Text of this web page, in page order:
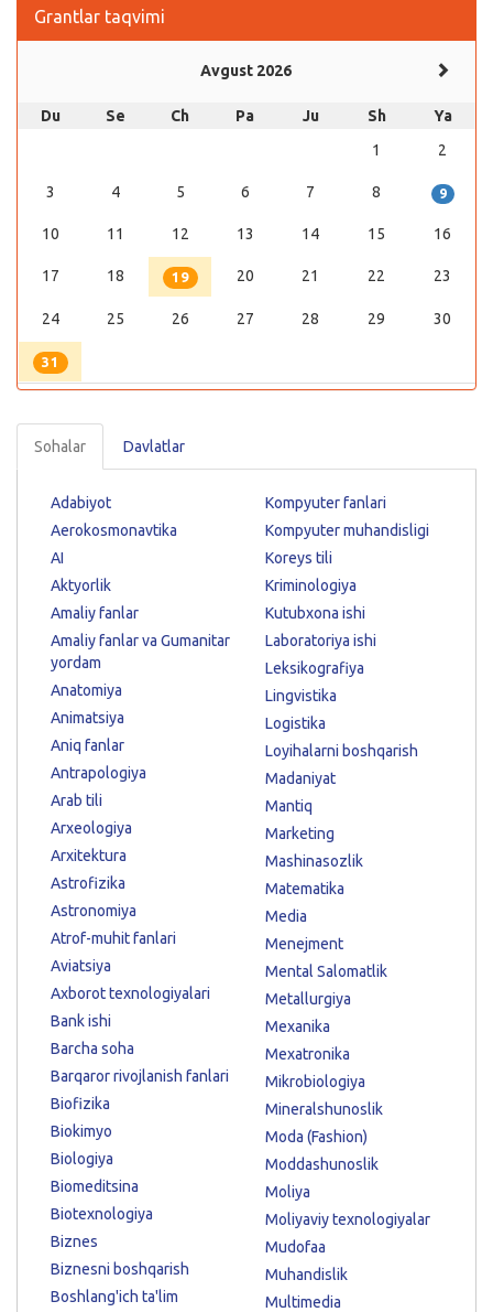
Grantlar taqvimi
Avgust 2026
Du Se Ch Pa Ju Sh
Ya
1
2
3 4 5 6 7 8 9
10 11 12 13 14 15 16
17 18 19 20 21 22 23
24 25 26 27 28 29 30
31
Sohalar Davlatlar
Adabiyot
Aerokosmonavtika
AI
Aktyorlik
Amaliy fanlar
Amaliy fanlar va Gumanitar
yordam
Anatomiya
Animatsiya
Aniq fanlar
Antrapologiya
Arab tili
Arxeologiya
Arxitektura
Astrofizika
Astronomiya
Atrof-muhit fanlari
Aviatsiya
Axborot texnologiyalari
Bank ishi
Barcha soha
Barqaror rivojlanish fanlari
Biofizika
Biokimyo
Biologiya
Biomeditsina
Biotexnologiya
Biznes
Biznesni boshqarish
Boshlang'ich ta'lim
Kompyuter fanlari
Kompyuter muhandisligi
Koreys tili
Kriminologiya
Kutubxona ishi
Laboratoriya ishi
Leksikografiya
Lingvistika
Logistika
Loyihalarni boshqarish
Madaniyat
Mantiq
Marketing
Mashinasozlik
Matematika
Media
Menejment
Mental Salomatlik
Metallurgiya
Mexanika
Mexatronika
Mikrobiologiya
Mineralshunoslik
Moda (Fashion)
Moddashunoslik
Moliya
Moliyaviy texnologiyalar
Mudofaa
Muhandislik
Multimedia